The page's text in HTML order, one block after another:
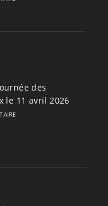
des
le 11 avril 2026